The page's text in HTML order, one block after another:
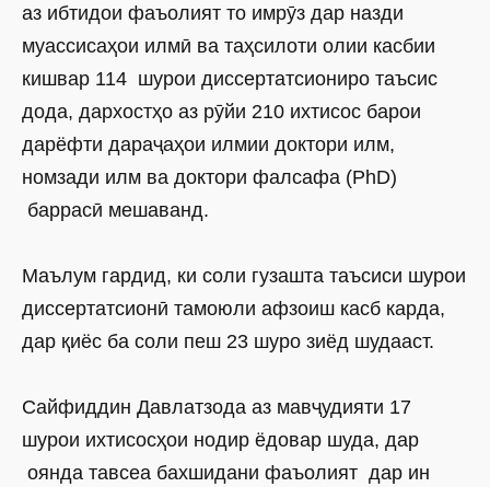
аз ибтидои фаъолият то имрӯз дар назди
муассисаҳои илмӣ ва таҳсилоти олии касбии
кишвар 114 шурои диссертатсиониро таъсис
дода, дархостҳо аз рӯйи 210 ихтисос барои
дарёфти дараҷаҳои илмии доктори илм,
номзади илм ва доктори фалсафа (PhD)
баррасӣ мешаванд.
Маълум гардид, ки соли гузашта таъсиси шурои
диссертатсионӣ тамоюли афзоиш касб карда,
дар қиёс ба соли пеш 23 шуро зиёд шудааст.
Сайфиддин Давлатзода аз мавҷудияти 17
шурои ихтисосҳои нодир ёдовар шуда, дар
оянда тавсеа бахшидани фаъолият дар ин